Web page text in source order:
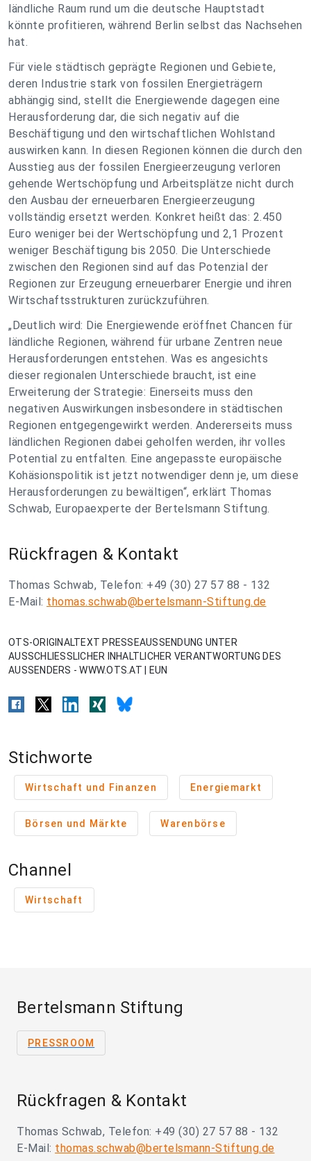
ländliche Raum rund um die deutsche Hauptstadt
könnte profitieren, während Berlin selbst das Nachsehen
hat.
Für viele städtisch geprägte Regionen und Gebiete,
deren Industrie stark von fossilen Energieträgern
abhängig sind, stellt die Energiewende dagegen eine
Herausforderung dar, die sich negativ auf die
Beschäftigung und den wirtschaftlichen Wohlstand
auswirken kann. In diesen Regionen können die durch den
Ausstieg aus der fossilen Energieerzeugung verloren
gehende Wertschöpfung und Arbeitsplätze nicht durch
den Ausbau der erneuerbaren Energieerzeugung
vollständig ersetzt werden. Konkret heißt das: 2.450
Euro weniger bei der Wertschöpfung und 2,1 Prozent
weniger Beschäftigung bis 2050. Die Unterschiede
zwischen den Regionen sind auf das Potenzial der
Regionen zur Erzeugung erneuerbarer Energie und ihren
Wirtschaftsstrukturen zurückzuführen.
„Deutlich wird: Die Energiewende eröffnet Chancen für
ländliche Regionen, während für urbane Zentren neue
Herausforderungen entstehen. Was es angesichts
dieser regionalen Unterschiede braucht, ist eine
Erweiterung der Strategie: Einerseits muss den
negativen Auswirkungen insbesondere in städtischen
Regionen entgegengewirkt werden. Andererseits muss
ländlichen Regionen dabei geholfen werden, ihr volles
Potential zu entfalten. Eine angepasste europäische
Kohäsionspolitik ist jetzt notwendiger denn je, um diese
Herausforderungen zu bewältigen“, erklärt Thomas
Schwab, Europaexperte der Bertelsmann Stiftung.
Rückfragen & Kontakt
Thomas Schwab, Telefon: +49 (30) 27 57 88 - 132
E-Mail: thomas.schwab@bertelsmann-Stiftung.de
OTS-ORIGINALTEXT PRESSEAUSSENDUNG UNTER
AUSSCHLIESSLICHER INHALTLICHER VERANTWORTUNG DES
AUSSENDERS - WWW.OTS.AT | EUN
Stichworte
Wirtschaft und Finanzen Energiemarkt
Börsen und Märkte Warenbörse
Channel
Wirtschaft
Bertelsmann Stiftung
PRESSROOM
Rückfragen & Kontakt
Thomas Schwab, Telefon: +49 (30) 27 57 88 - 132
E-Mail: thomas.schwab@bertelsmann-Stiftung.de